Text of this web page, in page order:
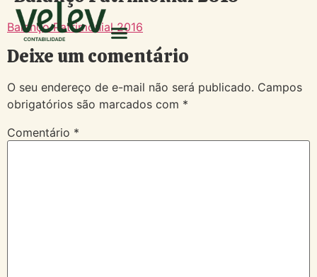
Balanço Patrimonial 2016
Deixe um comentário
O seu endereço de e-mail não será publicado. Campos
obrigatórios são marcados com *
Comentário *